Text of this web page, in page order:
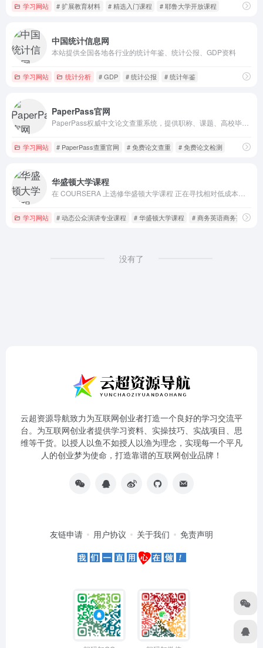
学习网站 # 扩展教育材料 # 精选入门课程 # 耶鲁大学开放课程
中国统计信息网
本站提供全国各地各行业的统计年鉴、统计公报、GDP资料
学习网站 统计分析 # GDP # 统计公报 # 统计年鉴
PaperPass官网
学习网站 # PaperPass查重官网 # 免费论文查重 # 免费论文检测
华盛顿大学课程
学习网站 # 动态公众演讲专业课程 # 华盛顿大学课程 # 商务英语商务英语
没有了
云超资源导航致力为互联网创业者打造一个良好的学习交流平
台。为互联网创业者提供学习资料、实操技巧、实战项目、思
维等干货。以授人以鱼不如授人以渔为理念，实现每一个平凡
人的创业梦为使命，打造靠谱的互联网创业品牌！
友链申请 用户协议 关于我们 免责声明